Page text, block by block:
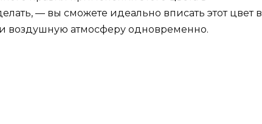
— вы сможете идеально вписать этот цвет в
воздушную атмосферу одновременно.